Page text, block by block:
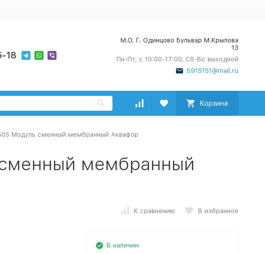
18
М.О. Г. Одинцово Бульвар М.Крылова
13
Пн-Пт, с 10:00-17:00, Сб-Вс выходной
5915151@mail.ru
Корзина
Модуль сменный мембранный Аквафор
мембранный
К сравнению В избранное
В наличии